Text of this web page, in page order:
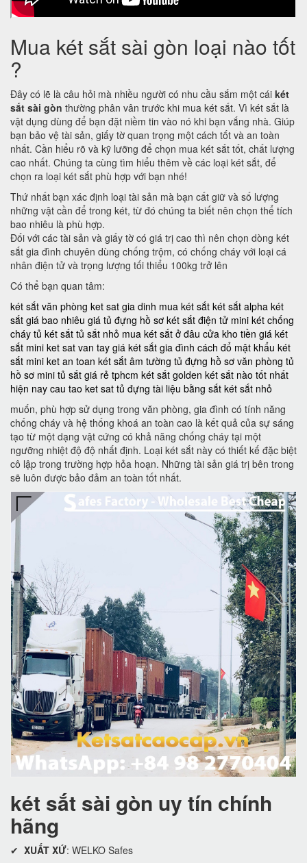
Mua két sắt sài gòn loại nào tốt
?
Đây có lẽ là câu hỏi mà nhiều người có nhu cầu sắm một cái két
sắt sài gòn thường phân vân trước khi mua két sắt. Vì két sắt là
vật dụng dùng để bạn đặt niềm tin vào nó khi bạn vắng nhà. Giúp
bạn bảo vệ tài sản, giấy tờ quan trọng một cách tốt và an toàn
nhất. Cần hiểu rõ và kỹ lưỡng để chọn mua két sắt tốt, chất lượng
cao nhất. Chúng ta cùng tìm hiểu thêm về các loại két sắt, để
chọn ra loại két sắt phù hợp với bạn nhé!
Thứ nhất bạn xác định loại tài sản mà bạn cất giữ và số lượng
những vật cần để trong két, từ đó chúng ta biết nên chọn thể tích
bao nhiêu là phù hợp.
Đối với các tài sản và giấy tờ có giá trị cao thì nên chọn dòng két
sắt gia đình chuyên dùng chống trộm, có chống cháy với loại cá
nhân điện tử và trọng lượng tối thiểu 100kg trở lên
Có thể bạn quan tâm:
két sắt văn phòng ket sat gia dinh mua két sắt két sắt alpha két
sắt giá bao nhiêu giá tủ đựng hồ sơ két sắt điện tử mini két chống
cháy tủ két sắt tủ sắt nhỏ mua két sắt ở đâu cửa kho tiền giá két
sắt mini ket sat van tay giá két sắt gia đình cách đổ mật khẩu két
sắt mini ket an toan két sắt âm tường tủ đựng hồ sơ văn phòng tủ
hồ sơ mini tủ sắt giá rẻ tphcm két sắt golden két sắt nào tốt nhất
hiện nay cau tao ket sat tủ đựng tài liệu bằng sắt két sắt nhỏ
muốn, phù hợp sử dụng trong văn phòng, gia đình có tính năng
chống cháy và hệ thống khoá an toàn cao là kết quả của sự sáng
tạo từ một dạng vật cứng có khả năng chống cháy tại một
ngưỡng nhiệt độ độ nhất định. Loại két sắt này có thiết kế đặc biệt
cô lập trong trường hợp hỏa hoạn. Những tài sản giá trị bên trong
sẽ luôn được bảo đảm an toàn tốt nhất.
két sắt sài gòn uy tín chính
hãng
✔ XUẤT XỨ: WELKO Safes